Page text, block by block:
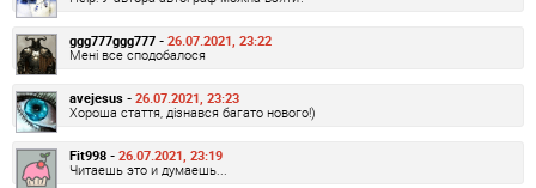
ggg777ggg777 - 26.07.2021, 23:22
Мені все сподобалося
avejesus - 26.07.2021, 23:23
Хороша стаття, дізнався багато нового!)
Fit998 - 26.07.2021, 23:19
Читаешь это и думаешь...